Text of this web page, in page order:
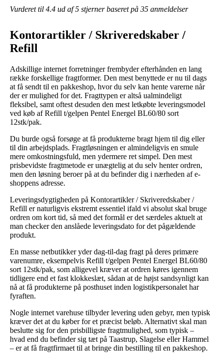
Vurderet til 4.4 ud af 5 stjerner baseret på 35 anmeldelser
Kontorartikler / Skriveredskaber /
Refill
Adskillige internet forretninger frembyder efterhånden en lang
række forskellige fragtformer. Den mest benyttede er nu til dags
at få sendt til en pakkeshop, hvor du selv kan hente varerne når
der er mulighed for det. Fragttypen er altså ualmindeligt
fleksibel, samt oftest desuden den mest letkøbte leveringsmodel
ved køb af Refill t/gelpen Pentel Energel BL60/80 sort
12stk/pak.
Du burde også forsøge at få produkterne bragt hjem til dig eller
til din arbejdsplads. Fragtløsningen er almindeligvis en smule
mere omkostningsfuld, men ydermere ret simpel. Den mest
prisbevidste fragtmetode er unægtelig at du selv henter ordren,
men den løsning beroer på at du befinder dig i nærheden af e-
shoppens adresse.
Leveringsdygtigheden på Kontorartikler / Skriveredskaber /
Refill er naturligvis ekstremt essentiel ifald vi absolut skal bruge
ordren om kort tid, så med det formål er det særdeles aktuelt at
man checker den anslåede leveringsdato for det pågældende
produkt.
En masse netbutikker yder dag-til-dag fragt på deres primære
varenumre, eksempelvis Refill t/gelpen Pentel Energel BL60/80
sort 12stk/pak, som alligevel kræver at ordren køres igennem
tidligere end et fast klokkeslæt, sådan at de højst sandsynligt kan
nå at få produkterne på posthuset inden logistikpersonalet har
fyraften.
Nogle internet varehuse tilbyder levering uden gebyr, men typisk
kræver det at du køber for et præcist beløb. Alternativt skal man
beslutte sig for den prisbilligste fragtmulighed, som typisk –
hvad end du befinder sig tæt på Taastrup, Slagelse eller Hammel
– er at få fragtfirmaet til at bringe din bestilling til en pakkeshop.